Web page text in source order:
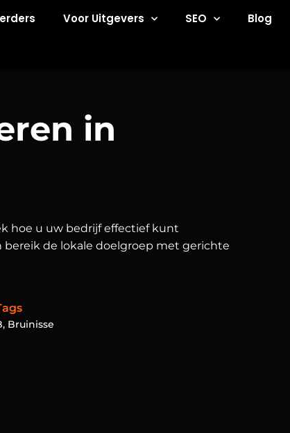
Voor Uitgevers SEO Blog
in
hoe u uw bedrijf effectief kunt
de lokale doelgroep met gerichte
, Bruinisse